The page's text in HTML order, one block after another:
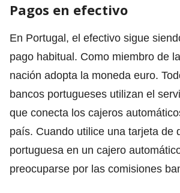
Pagos en efectivo
En Portugal, el efectivo sigue
pago habitual. Como miembro de
nación adopta la moneda euro.
bancos portugueses utilizan el
que conecta los cajeros
país. Cuando utilice una tarjeta de
portuguesa en un cajero
preocuparse por las comisiones